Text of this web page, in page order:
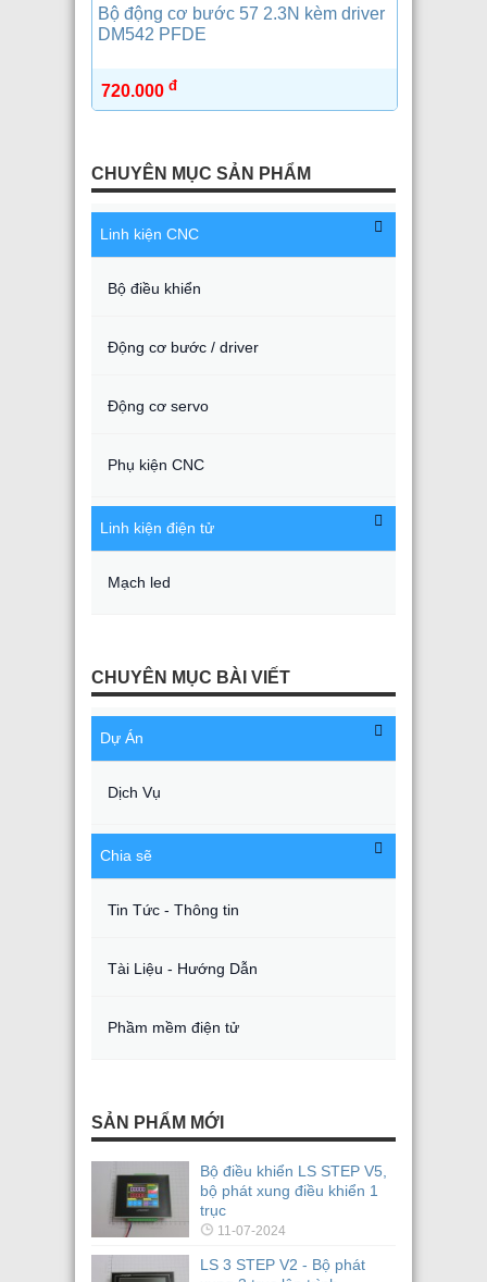
Bộ động cơ bước 57 2.3N kèm driver
DM542 PFDE
720.000 đ
CHUYÊN MỤC SẢN PHẨM
Linh kiện CNC
Bộ điều khiển
Động cơ bước / driver
Động cơ servo
Phụ kiện CNC
Linh kiện điện tử
Mạch led
CHUYÊN MỤC BÀI VIẾT
Dự Án
Dịch Vụ
Chia sẽ
Tin Tức - Thông tin
Tài Liệu - Hướng Dẫn
Phầm mềm điện tử
SẢN PHẨM MỚI
Bộ điều khiển LS STEP V5,
bộ phát xung điều khiển 1
trục
11-07-2024
LS 3 STEP V2 - Bộ phát